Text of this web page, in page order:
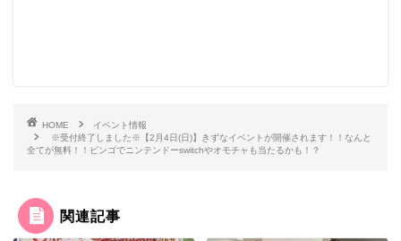
HOME
イベント情報
※受付終了しました※【2月4日(日)】きずなイベントが開催されます！！なんと
全てが無料！！ビンゴでニンテンドーswitchやオモチャも当たるかも！？
関連記事